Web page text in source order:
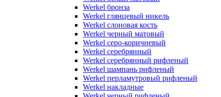
Werkel бронза
Werkel глянцевый никель
Werkel слоновая кость
Werkel черный матовый
Werkel серо-коричневый
Werkel серебрянный
Werkel серебрянный рифленый
Werkel шампань рифленый
Werkel перламутровый рифленый
Werkel накладные